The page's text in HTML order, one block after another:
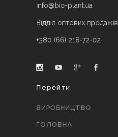
info@bio-plant.ua
Відділ оптових продажів
+380 (66) 218-72-02
Перейти
ВИРОБНИЦТВО
ГОЛОВНА